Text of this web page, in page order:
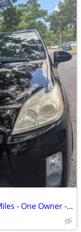
2010 Toyota Prius III Hybrid - 120k Miles - One Owner - Non-Running